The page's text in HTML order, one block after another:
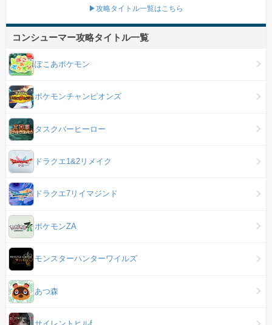
▶攻略タイトル一覧はこちら
コンシューマー攻略タイトル一覧
ぽこあポケモン
ポケモンチャンピオンズ
タスクバーヒーロー
ドラクエ1&2リメイク
ドラクエ7リイマジンド
ポケモンZA
モンスターハンターワイルズ
あつ森